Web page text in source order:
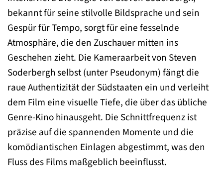
bekannt für seine stilvolle Bildsprache und sein
Gespür für Tempo, sorgt für eine fesselnde
Atmosphäre, die den Zuschauer mitten ins
Geschehen zieht. Die Kameraarbeit von Steven
Soderbergh selbst (unter Pseudonym) fängt die
raue Authentizität der Südstaaten ein und verleiht
dem Film eine visuelle Tiefe, die über das übliche
Genre-Kino hinausgeht. Die Schnittfrequenz ist
präzise auf die spannenden Momente und die
komödiantischen Einlagen abgestimmt, was den
Fluss des Films maßgeblich beeinflusst.